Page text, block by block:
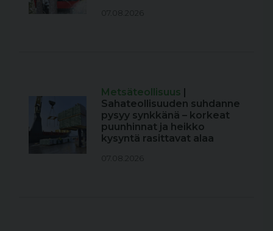
07.08.2026
Metsäteollisuus
Sahateollisuuden suhdanne
pysyy synkkänä – korkeat
puunhinnat ja heikko
kysyntä rasittavat alaa
07.08.2026